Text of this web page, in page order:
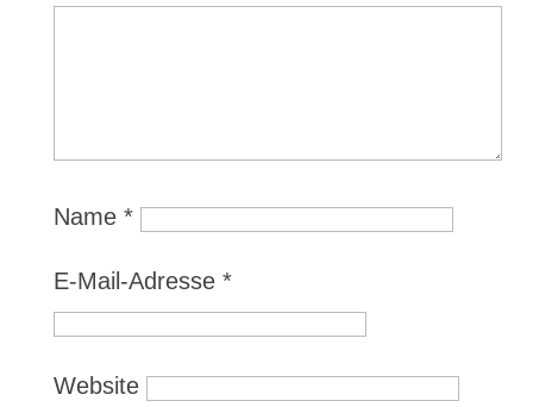
Name *
E-Mail-Adresse *
Website